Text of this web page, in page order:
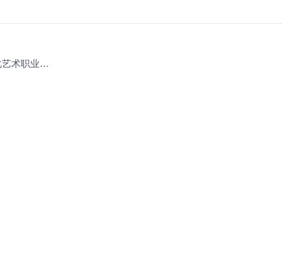
重艺〔2023〕188号重庆文化艺术职业学院关于印发《重庆文化艺术职业学院经费报销审批管理办法（修订）》的通知